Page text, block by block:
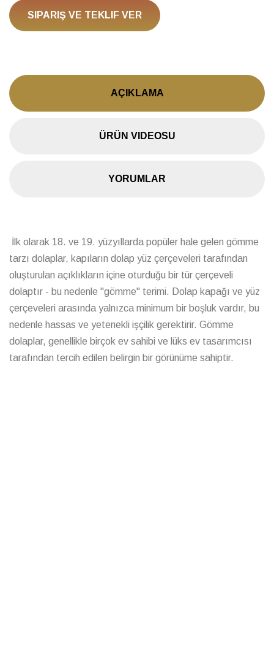
SIPARIŞ VE TEKLIF VER
AÇIKLAMA
ÜRÜN VIDEOSU
YORUMLAR
İlk olarak 18. ve 19. yüzyıllarda popüler hale gelen gömme
tarzı dolaplar, kapıların dolap yüz çerçeveleri tarafından
oluşturulan açıklıkların içine oturduğu bir tür çerçeveli
dolaptır - bu nedenle "gömme" terimi. Dolap kapağı ve yüz
çerçeveleri arasında yalnızca minimum bir boşluk vardır, bu
nedenle hassas ve yetenekli işçilik gerektirir. Gömme
dolaplar, genellikle birçok ev sahibi ve lüks ev tasarımcısı
tarafından tercih edilen belirgin bir görünüme sahiptir.